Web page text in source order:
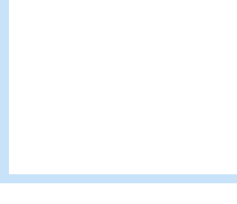
Queda prohibida la
autorizada constituye una